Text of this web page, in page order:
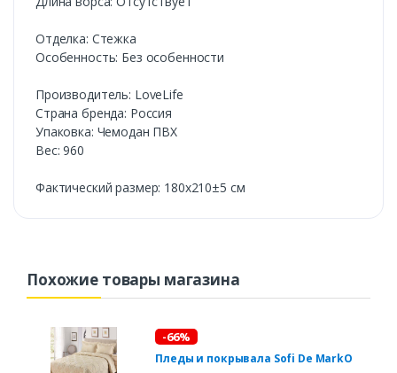
Отделка: Стежка
Особенность: Без особенности
Производитель: LoveLife
Страна бренда: Россия
Упаковка: Чемодан ПВХ
Вес: 960
Фактический размер: 180х210±5 см
Похожие товары магазина
-66%
Пледы и покрывала Sofi De MarkO